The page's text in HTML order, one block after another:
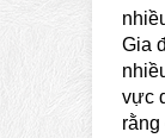
Gia
vực